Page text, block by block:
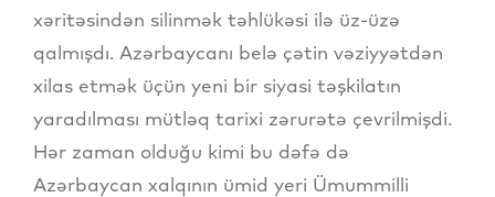
xəritəsindən silinmək təhlükəsi ilə üz-üzə
qalmışdı. Azərbaycanı belə çətin vəziyyətdən
xilas etmək üçün yeni bir siyasi təşkilatın
yaradılması mütləq tarixi zərurətə çevrilmişdi.
Hər zaman olduğu kimi bu dəfə də
Azərbaycan xalqının ümid yeri Ümummilli